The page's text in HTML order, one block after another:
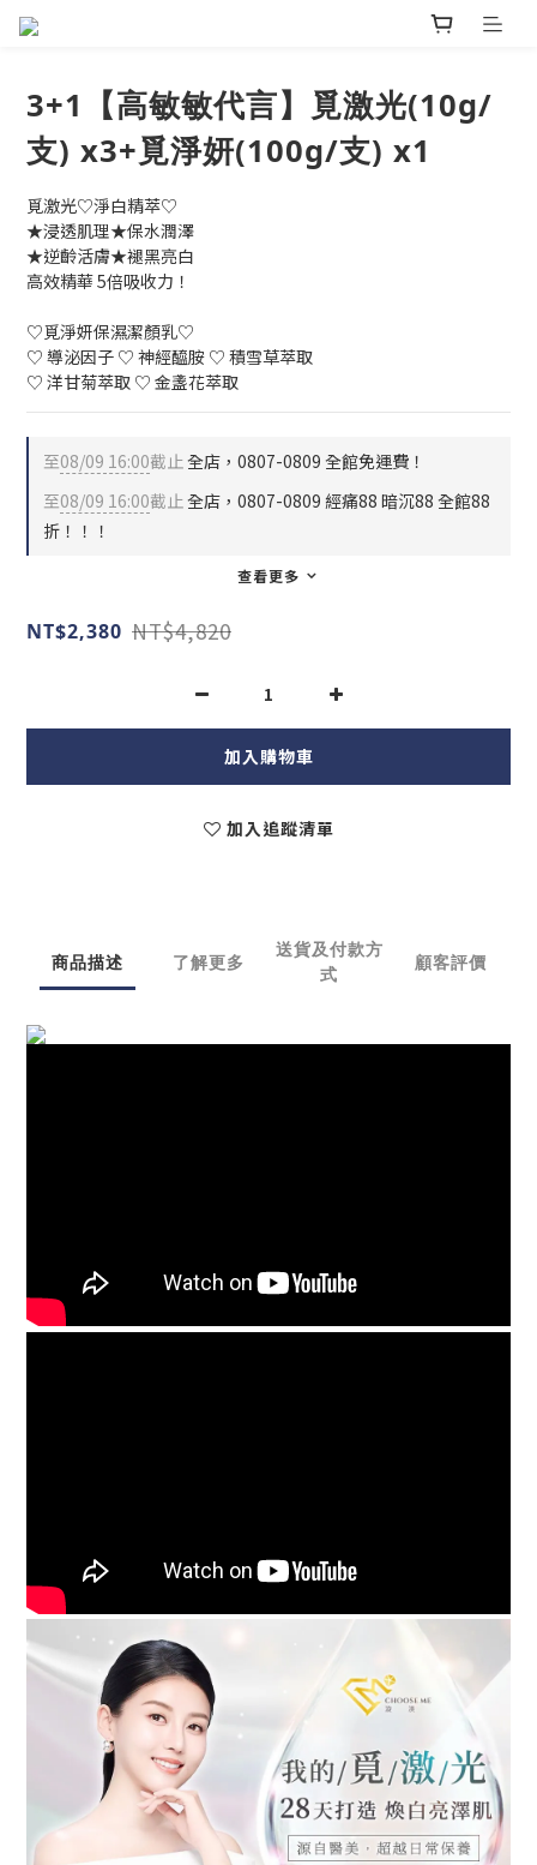
3+1【高敏敏代言】覓激光(10g/
支) x3+覓淨妍(100g/支) x1
覓激光♡淨白精萃♡
★浸透肌理★保水潤澤
★逆齡活膚★褪黑亮白
高效精華 5倍吸收力！
♡覓淨妍保濕潔顏乳♡
♡ 導泌因子 ♡ 神經醯胺 ♡ 積雪草萃取
♡ 洋甘菊萃取 ♡ 金盞花萃取
至08/09 16:00截止全店，0807-0809 全館免運費！
至08/09 16:00截止全店，0807-0809 經痛88 暗沉88 全館88
折！！！
查看更多
NT$2,380 NT$4,820
加入購物車
加入追蹤清單
商品描述 了解更多
送貨及付款方
式
顧客評價